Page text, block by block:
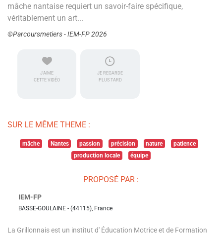
mâche nantaise requiert un savoir-faire spécifique,
véritablement un art...
©Parcoursmetiers - IEM-FP 2026
J'AIME
CETTE VIDÉO
JE REGARDE
PLUS TARD
SUR LE MÊME THEME :
mâche Nantes passion précision nature
patience
production locale
équipe
PROPOSÉ PAR :
IEM-FP
BASSE-GOULAINE - (44115), France
La Grillonnais est un institut d' Éducation Motrice et de Formation